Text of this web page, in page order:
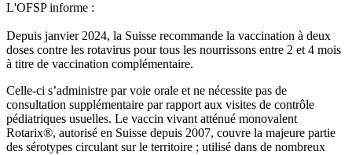
L'OFSP informe :
Depuis janvier 2024, la Suisse recommande la vaccination à deux
doses contre les rotavirus pour tous les nourrissons entre 2 et 4 mois
à titre de vaccination complémentaire.
Celle-ci s’administre par voie orale et ne nécessite pas de
consultation supplémentaire par rapport aux visites de contrôle
pédiatriques usuelles. Le vaccin vivant atténué monovalent
Rotarix®, autorisé en Suisse depuis 2007, couvre la majeure partie
des sérotypes circulant sur le territoire ; utilisé dans de nombreux